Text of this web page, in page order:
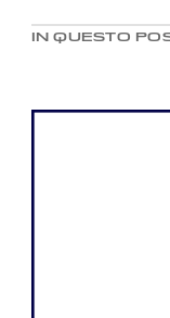
IN QUESTO